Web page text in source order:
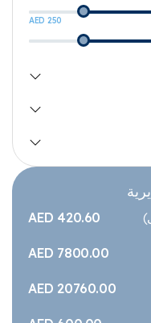
AED 250
AED 420.60
AED 7800.00
AED 20760.00